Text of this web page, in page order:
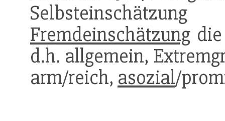
Fremdeinschätzung
d.h. allgemein,
arm/reich, asozial/